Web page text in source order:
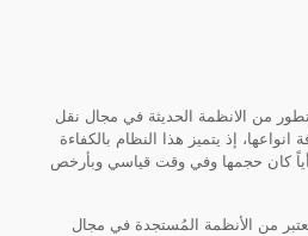
من الانظمة الحديثة في مجال نقل
إذ يتميز هذا النظام بالكفاءة
كان حجمها وفي وقت قياسي وبأرخص
من الأنظمة المُستجدة في مجال